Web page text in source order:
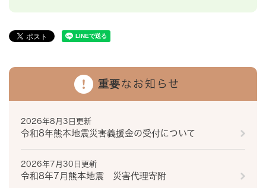
重要なお知らせ
2026年8月3日更新
令和8年熊本地震災害義援金の受付について
2026年7月30日更新
令和8年7月熊本地震 災害代理寄附